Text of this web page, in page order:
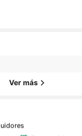
Ver más
1 día